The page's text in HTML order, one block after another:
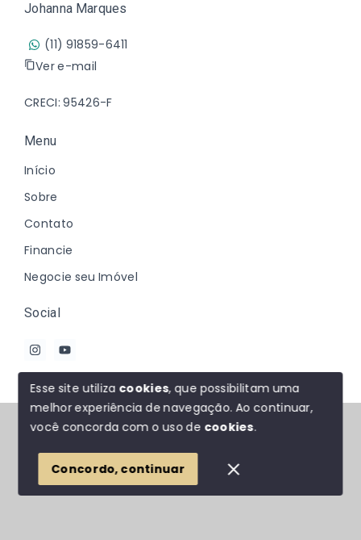
Johanna Marques
(11) 91859-6411
Ver e-mail
CRECI: 95426-F
Menu
Início
Sobre
Contato
Financie
Negocie seu Imóvel
Social
© Copyright 2026 - Johanna Marques - Todos os
SITE PARA IMOBILIARIA
Esse site utiliza cookies, que possibilitam uma
melhor experiência de navegação.Ao continuar,
você concorda com o uso de cookies.
Concordo, continuar